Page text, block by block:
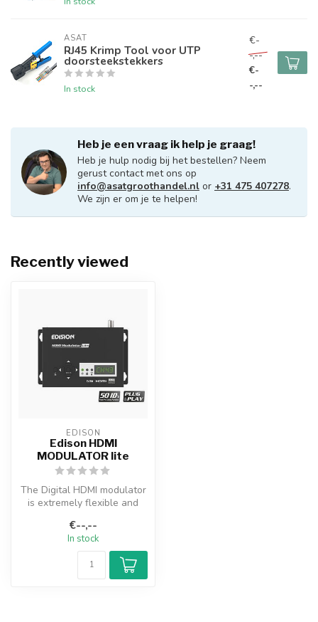
ASAT
RJ45 Krimp Tool voor UTP
doorsteekstekkers
In stock
€-
-,--
€-
-,--
Heb je een vraag ik help je graag!
Heb je hulp nodig bij het bestellen? Neem
gerust contact met ons op
info@asatgroothandel.nl or +31 475 407278.
We zijn er om je te helpen!
Recently viewed
EDISON
Edison HDMI
MODULATOR lite
The Digital HDMI modulator
is extremely flexible and
s...
€--,--
In stock